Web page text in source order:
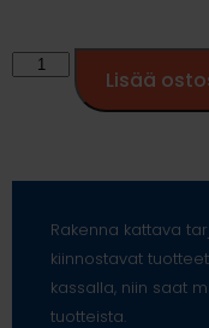
Lisää
Rakenna kattava
kiinnostavat
kassalla, niin saat
tuotteista.